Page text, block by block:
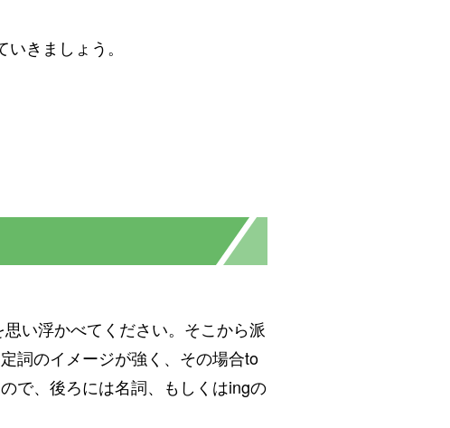
きましょう。
い浮かべてください。そこから派
詞のイメージが強く、その場合to
で、後ろには名詞、もしくはingの